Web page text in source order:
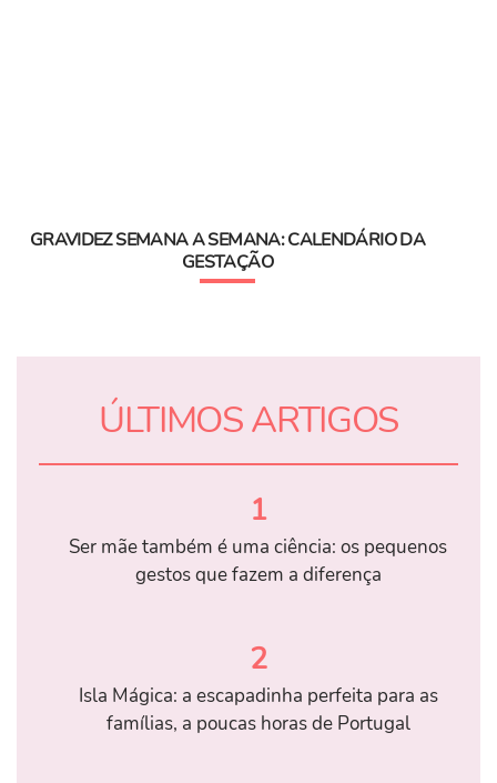
GRAVIDEZ SEMANA A SEMANA: CALENDÁRIO DA
GESTAÇÃO
ÚLTIMOS ARTIGOS
1
Ser mãe também é uma ciência: os pequenos
gestos que fazem a diferença
2
Isla Mágica: a escapadinha perfeita para as
famílias, a poucas horas de Portugal